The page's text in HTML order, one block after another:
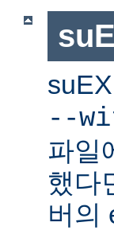
--
파일
했다
버의